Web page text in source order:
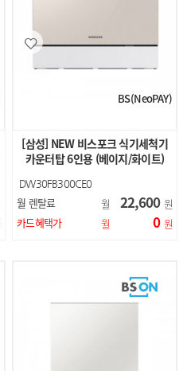
BS(NeoPAY)
[삼성] NEW 비스포크 식기세척기
카운터탑 6인용 (베이지/화이트)
DW30FB300CE0
월 렌탈료 월 22,600 원
카드혜택가
월 0 원